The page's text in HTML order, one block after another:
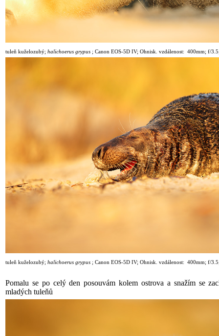
tuleň kuželozubý; halichoerus grypus ; Canon EOS-5D IV; Ohnisk. vzdálenost: 400mm; f/
tuleň kuželozubý; halichoerus grypus ; Canon EOS-5D IV; Ohnisk. vzdálenost: 400mm; f/
Pomalu se po celý den posouvám kolem ostrova a snažím se
mladých tuleňů